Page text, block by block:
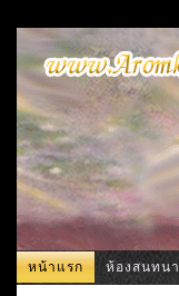
หน้าแรก ห้องสนทนา